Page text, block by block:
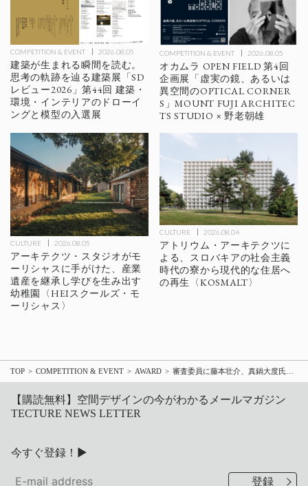
COMPETITION & EVENT 2026.08.05
建築が生まれる瞬間を読む。
思考の軌跡を辿る建築展「SD
レビュー2026」第44回 建築・
環境・インテリアのドローイ
ングと模型の入選展
COMPETITION & EVENT 2026.08.05
オカムラ OPEN FIELD 第4回
企画展「虚実の鏡、あるいは
異空間のOPTICAL CORNER
S」MOUNT FUJI ARCHITEC
TS STUDIO × 野老朝雄
CULTURE 2026.08.05
アーキテクツ・スタジオがモ
ーリシャスに手がけた、産業
遺産を継承し学びを生み出す
幼稚園〈HEIスクールズ・モ
ーリシャス〉
CULTURE 2026.08.04
アトリウム・アーキテクツに
よる、スロバキアの社会主義
時代の寮から現代的な住居へ
の再生〈KOSMALT〉
TOP COMPETITION & EVENT AWARD
【購読無料】空間デザインの今がわかるメールマガジン
TECTURE NEWS LETTER
今すぐ登録！▶